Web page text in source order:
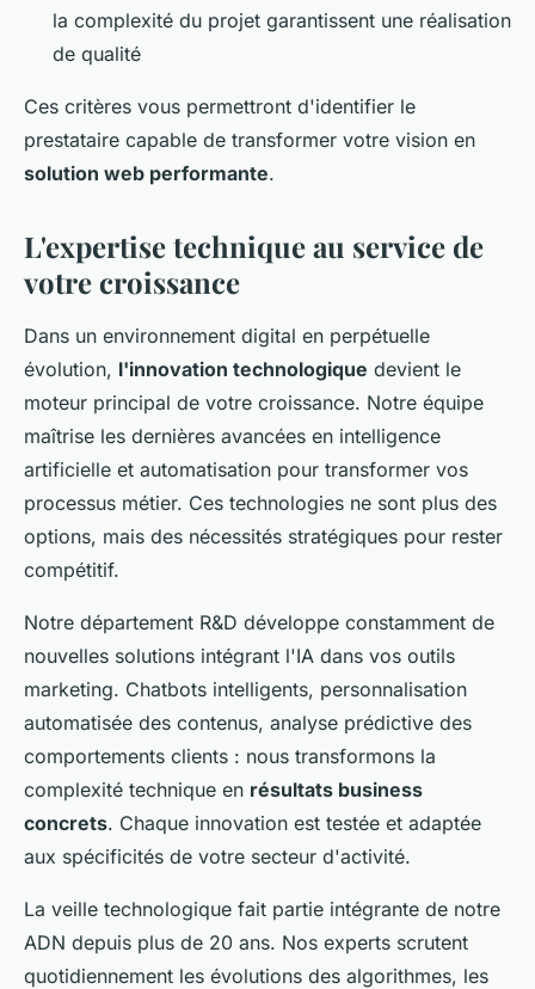
la complexité du projet garantissent une réalisation
de qualité
Ces critères vous permettront d'identifier le
prestataire capable de transformer votre vision en
solution web performante.
L'expertise technique au service de
votre croissance
Dans un environnement digital en perpétuelle
évolution, l'innovation technologique devient le
moteur principal de votre croissance. Notre équipe
maîtrise les dernières avancées en intelligence
artificielle et automatisation pour transformer vos
processus métier. Ces technologies ne sont plus des
options, mais des nécessités stratégiques pour rester
compétitif.
Notre département R&D développe constamment de
nouvelles solutions intégrant l'IA dans vos outils
marketing. Chatbots intelligents, personnalisation
automatisée des contenus, analyse prédictive des
comportements clients : nous transformons la
complexité technique en résultats business
concrets. Chaque innovation est testée et adaptée
aux spécificités de votre secteur d'activité.
La veille technologique fait partie intégrante de notre
ADN depuis plus de 20 ans. Nos experts scrutent
quotidiennement les évolutions des algorithmes, les